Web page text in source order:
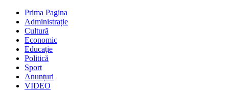
Prima Pagina
Administrație
Cultură
Economic
Educaţie
Politică
Sport
Anunțuri
VIDEO